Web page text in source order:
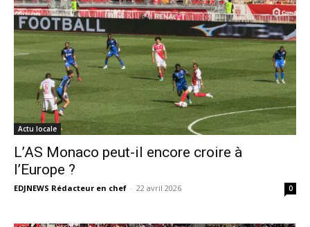
Actu locale
L’AS Monaco peut-il encore croire à
l’Europe ?
EDJNEWS Rédacteur en chef - 22 avril 2026 0